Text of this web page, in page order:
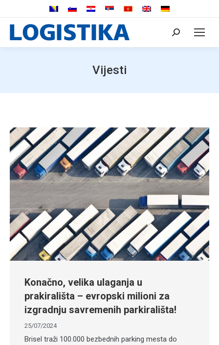
Search:
Vijesti
Konačno, velika ulaganja u
prakirališta – evropski milioni za
izgradnju savremenih parkirališta!
25/07/2024
Brisel traži 100.000 bezbednih parking mesta do